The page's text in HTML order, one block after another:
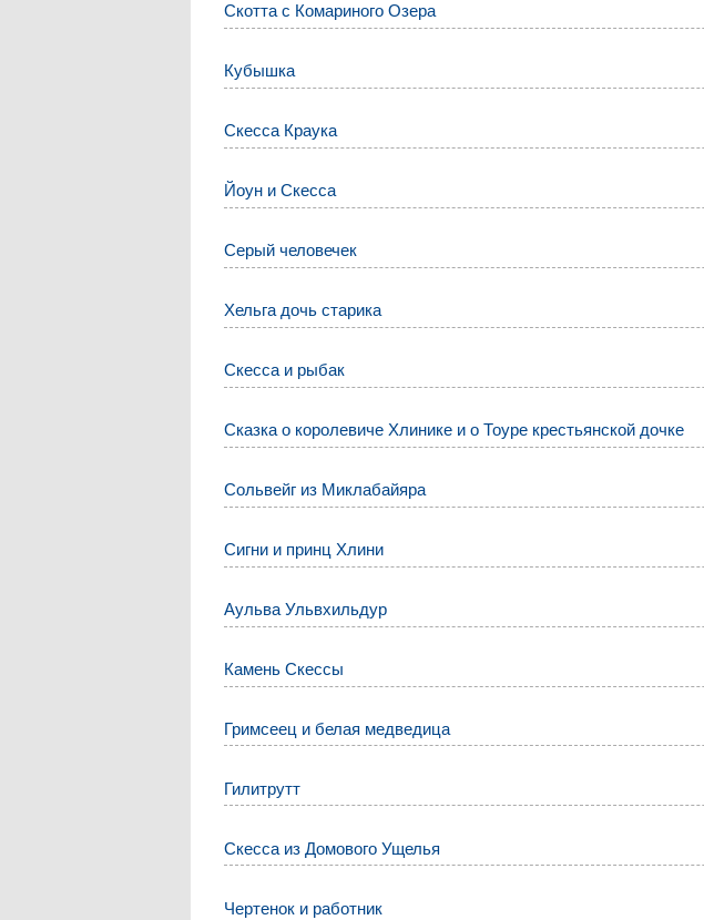
Скотта с Комариного Озера
Кубышка
Скесса Краука
Йоун и Скесса
Серый человечек
Хельга дочь старика
Скесса и рыбак
Сказка о королевиче Хлинике и о Тоуре крестьянской дочке
Сольвейг из Миклабайяра
Сигни и принц Хлини
Аульва Ульвхильдур
Камень Скессы
Гримсеец и белая медведица
Гилитрутт
Скесса из Домового Ущелья
Чертенок и работник